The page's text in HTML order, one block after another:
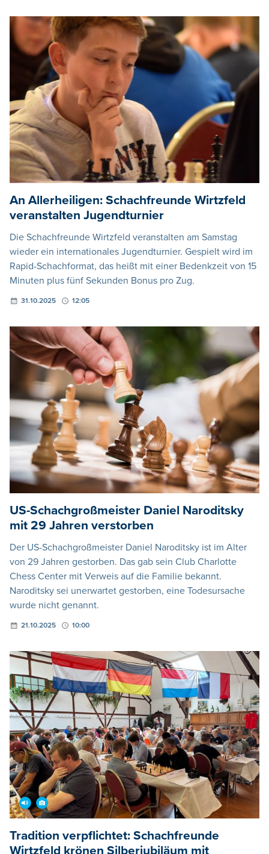
An Allerheiligen: Schachfreunde Wirtzfeld
veranstalten Jugendturnier
Die Schachfreunde Wirtzfeld veranstalten am Samstag
wieder ein internationales Jugendturnier. Gespielt wird im
Rapid-Schachformat, das heißt mit einer Bedenkzeit von 15
Minuten plus fünf Sekunden Bonus pro Zug.
31.10.2025 12:05
US-Schachgroßmeister Daniel Naroditsky
mit 29 Jahren verstorben
Der US-Schachgroßmeister Daniel Naroditsky ist im Alter
von 29 Jahren gestorben. Das gab sein Club Charlotte
Chess Center mit Verweis auf die Familie bekannt.
Naroditsky sei unerwartet gestorben, eine Todesursache
wurde nicht genannt.
21.10.2025 10:00
Tradition verpflichtet: Schachfreunde
Wirtzfeld krönen Silberjubiläum mit